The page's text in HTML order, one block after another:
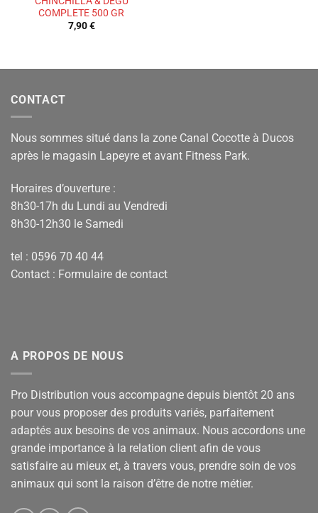
COMPLETE 500 GR
7,90€
CONTACT
Nous sommes situé dans la zone Canal Cocotte à Ducos
après le magasin Lapeyre et avant Fitness Park.
Horaires d’ouverture :
8h30-17h du Lundi au Vendredi
8h30-12h30 le Samedi
tel : 0596 70 40 44
Contact : Formulaire de contact
A PROPOS DE NOUS
Pro Distribution vous accompagne depuis bientôt 20 ans
pour vous proposer des produits variés, parfaitement
adaptés aux besoins de vos animaux. Nous accordons une
grande importance à la relation client afin de vous
satisfaire au mieux et, à travers vous, prendre soin de vos
animaux qui sont la raison d’être de notre métier.